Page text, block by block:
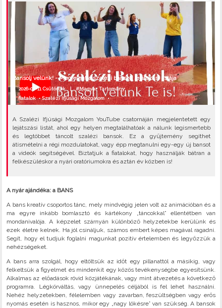
Bansolj velünk! - Megjelent a szalézi bansok lejátszási listája
2026-06-11 Csütörtök |#Magyar Tartomány
fiatalok•Szalézi Ifjúsági Mozgalom•
A Szalézi Ifjúsági Mozgalom YouTube csatornáján megjelentetett egy
lejátszási listát, ahol egy helyen megtalálhatóak a nálunk legismertebb
és legtöbbet táncolt szalézi bansok. Ez a gyűjtemény segíthet
átismételni a régi mozdulatokat, vagy épp megtanulni egy-egy új bansot
a videók segítségével. Biztatjuk a fiatalokat, hogy használják bátran a
felkészüléskor a nyári oratóriumokra és aztán év közben is!
A nyár ajándéka: a BANS
A bans kreatív csoportos tánc, mely mindvégig jelen volt az animációban és a
ma egyre inkább bomlasztó és kártékony „táncokkal” ellentétben van
mondanivalója. A képzelet szárnyán különböző helyzetekbe kerülünk és
ezek életre kelnek. Ha jól csináljuk, számos embert képes magával ragadni.
Segít, hogy el tudjuk foglalni magunkat pozitív értelemben és legyőzzük a
nehézségeket.
A bans arra szolgál, hogy eltöltsük az időt egy pillanattól a másikig, vagy
felkeltsük a figyelmet és mindenkit egy közös tevékenységbe egyesítsünk.
Alkalmas az előadások rövid közjátékának, vagy mint átvezetés a következő
programra. Légkörváltás, vagy ünnepelés céljából is fel lehet használni.
Nehéz helyzetekben, félelemben vagy zavarban, feszültségben vagy erős
nyomás esetén is hasznos, mikor egy „nagy lökésre” van szükség. A bansok